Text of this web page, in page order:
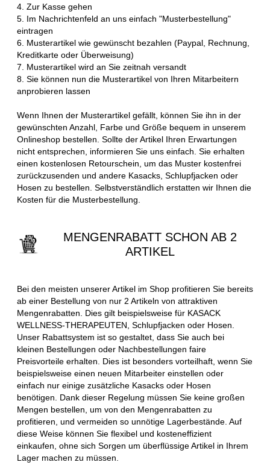
4. Zur Kasse gehen
5. Im Nachrichtenfeld an uns einfach "Musterbestellung"
eintragen
6. Musterartikel wie gewünscht bezahlen (Paypal, Rechnung,
Kreditkarte oder Überweisung)
7. Musterartikel wird an Sie zeitnah versandt
8. Sie können nun die Musterartikel von Ihren Mitarbeitern
anprobieren lassen
Wenn Ihnen der Musterartikel gefällt, können Sie ihn in der
gewünschten Anzahl, Farbe und Größe bequem in unserem
Onlineshop bestellen. Sollte der Artikel Ihren Erwartungen
nicht entsprechen, informieren Sie uns einfach. Sie erhalten
einen kostenlosen Retourschein, um das Muster kostenfrei
zurückzusenden und andere Kasacks, Schlupfjacken oder
Hosen zu bestellen. Selbstverständlich erstatten wir Ihnen die
Kosten für die Musterbestellung.
MENGENRABATT SCHON AB 2
ARTIKEL
Bei den meisten unserer Artikel im Shop profitieren Sie bereits
ab einer Bestellung von nur 2 Artikeln von attraktiven
Mengenrabatten. Dies gilt beispielsweise für KASACK
WELLNESS-THERAPEUTEN, Schlupfjacken oder Hosen.
Unser Rabattsystem ist so gestaltet, dass Sie auch bei
kleinen Bestellungen oder Nachbestellungen faire
Preisvorteile erhalten. Dies ist besonders vorteilhaft, wenn Sie
beispielsweise einen neuen Mitarbeiter einstellen oder
einfach nur einige zusätzliche Kasacks oder Hosen
benötigen. Dank dieser Regelung müssen Sie keine großen
Mengen bestellen, um von den Mengenrabatten zu
profitieren, und vermeiden so unnötige Lagerbestände. Auf
diese Weise können Sie flexibel und kosteneffizient
einkaufen, ohne sich Sorgen um überflüssige Artikel in Ihrem
Lager machen zu müssen.